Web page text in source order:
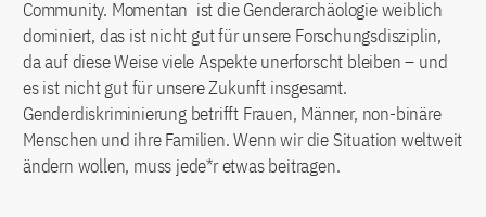
Community. Momentan ist die Genderarchäologie weiblich
dominiert, das ist nicht gut für unsere Forschungsdisziplin,
da auf diese Weise viele Aspekte unerforscht bleiben – und
es ist nicht gut für unsere Zukunft insgesamt.
Genderdiskriminierung betrifft Frauen, Männer, non-binäre
Menschen und ihre Familien. Wenn wir die Situation weltweit
ändern wollen, muss jede*r etwas beitragen.